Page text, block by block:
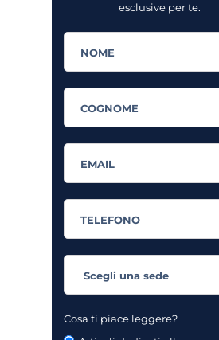
esclusive per te.
Cosa ti piace leggere?